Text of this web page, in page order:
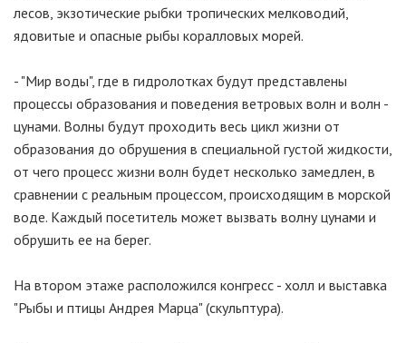
лесов, экзотические рыбки тропических мелководий,
ядовитые и опасные рыбы коралловых морей.
- "Мир воды", где в гидролотках будут представлены
процессы образования и поведения ветровых волн и волн -
цунами. Волны будут проходить весь цикл жизни от
образования до обрушения в специальной густой жидкости,
от чего процесс жизни волн будет несколько замедлен, в
сравнении с реальным процессом, происходящим в морской
воде. Каждый посетитель может вызвать волну цунами и
обрушить ее на берег.
На втором этаже расположился конгресс - холл и выставка
"Рыбы и птицы Андрея Марца" (скульптура).